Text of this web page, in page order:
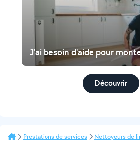
J'ai besoin d'aide pour
Découvrir
Prestations de services Nettoyeurs de